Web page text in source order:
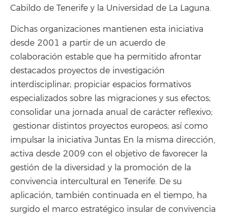
Cabildo de Tenerife y la Universidad de La Laguna.
Dichas organizaciones mantienen esta iniciativa
desde 2001 a partir de un acuerdo de
colaboración estable que ha permitido afrontar
destacados proyectos de investigación
interdisciplinar; propiciar espacios formativos
especializados sobre las migraciones y sus efectos;
consolidar una jornada anual de carácter reflexivo;
gestionar distintos proyectos europeos; así como
impulsar la iniciativa Juntas En la misma dirección,
activa desde 2009 con el objetivo de favorecer la
gestión de la diversidad y la promoción de la
convivencia intercultural en Tenerife. De su
aplicación, también continuada en el tiempo, ha
surgido el marco estratégico insular de convivencia